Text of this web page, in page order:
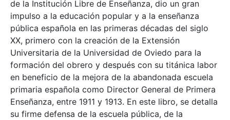
de la Institución Libre de Enseñanza, dio un gran
impulso a la educación popular y a la enseñanza
pública española en las primeras décadas del siglo
XX, primero con la creación de la Extensión
Universitaria de la Universidad de Oviedo para la
formación del obrero y después con su titánica labor
en beneficio de la mejora de la abandonada escuela
primaria española como Director General de Primera
Enseñanza, entre 1911 y 1913. En este libro, se detalla
su firme defensa de la escuela pública, de la